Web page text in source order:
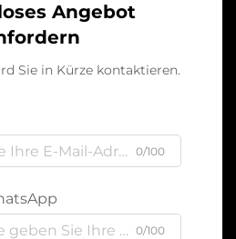
Angebot
Sie in Kürze kontaktieren.
0/100
0/100